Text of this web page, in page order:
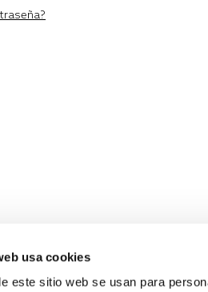
usa cookies
este sitio web se usan para